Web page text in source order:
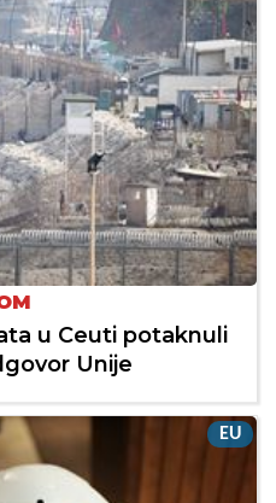
u Ceuti potaknuli
Unije
EU